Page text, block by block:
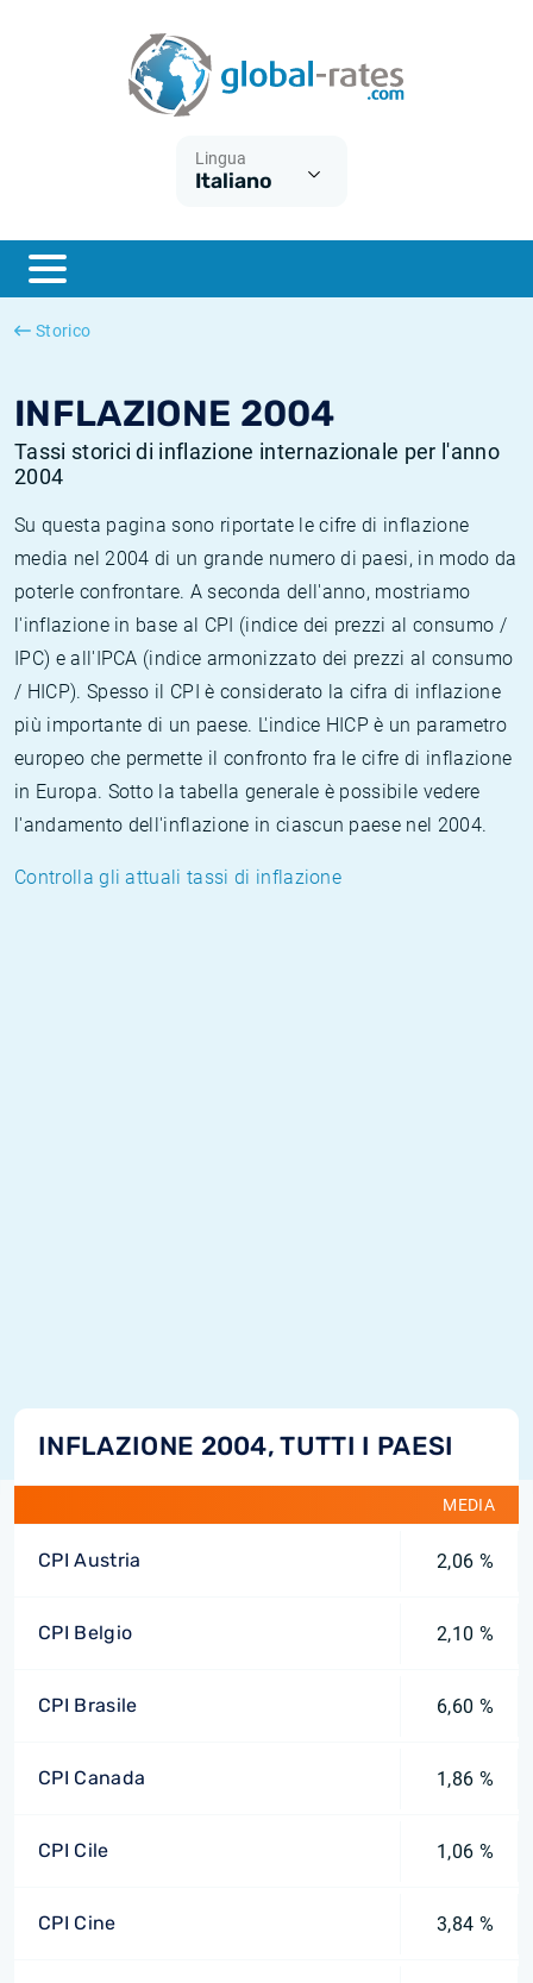
Lingua
Italiano
Storico
INFLAZIONE 2004
Tassi storici di inflazione internazionale per l'anno
2004
Su questa pagina sono riportate le cifre di inflazione
media nel 2004 di un grande numero di paesi, in modo da
poterle confrontare. A seconda dell'anno, mostriamo
l'inflazione in base al CPI (indice dei prezzi al consumo /
IPC) e all'IPCA (indice armonizzato dei prezzi al consumo
/ HICP). Spesso il CPI è considerato la cifra di inflazione
più importante di un paese. L'indice HICP è un parametro
europeo che permette il confronto fra le cifre di inflazione
in Europa. Sotto la tabella generale è possibile vedere
l'andamento dell'inflazione in ciascun paese nel 2004.
Controlla gli attuali tassi di inflazione
INFLAZIONE 2004, TUTTI I PAESI
MEDIA
CPI Austria 2,06 %
CPI Belgio 2,10 %
CPI Brasile 6,60 %
CPI Canada 1,86 %
CPI Cile 1,06 %
CPI Cine 3,84 %
ESTER
SONIA
Cos'è l'inflazione CPI?
Cos'è l'inflazione HICP?
Inflazione Italia
Inflazione Stati Uniti
Tassi storici Euribor
Tassi storici di SONIA
Tassi storici di TONAR
Calcolatore dell’inflazione